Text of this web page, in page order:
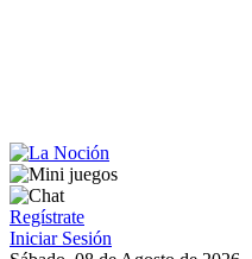
Regístrate
Iniciar Sesión